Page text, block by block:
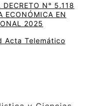
N° 5.118
ECONÓMICA EN
2025
Acta Telemático